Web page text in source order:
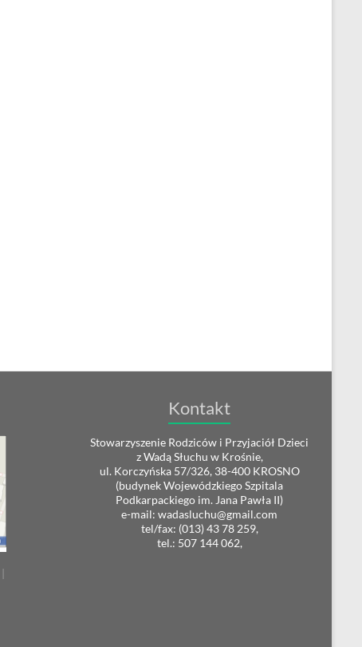
|
Kontakt
Stowarzyszenie Rodziców i Przyjaciół Dzieci
z Wadą Słuchu w Krośnie,
ul. Korczyńska 57/326, 38-400 KROSNO
(budynek Wojewódzkiego Szpitala
Podkarpackiego im. Jana Pawła II)
e-mail: wadasluchu@gmail.com
tel/fax: (013) 43 78 259,
tel.: 507 144 062,